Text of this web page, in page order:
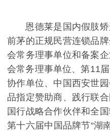
恩德莱是国内假肢
前茅的正规民营连锁品
会常务理事单位和备案
会常务理事单位、第11
协作单位、中国西安世
品指定赞助商、践行联
国行战略合作伙伴和全
第十六届中国品牌节“湖